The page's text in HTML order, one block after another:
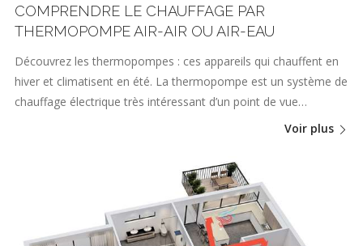
COMPRENDRE LE CHAUFFAGE PAR
THERMOPOMPE AIR-AIR OU AIR-EAU
Découvrez les thermopompes : ces appareils qui chauffent en
hiver et climatisent en été. La thermopompe est un système de
chauffage électrique très intéressant d’un point de vue…
Voir plus